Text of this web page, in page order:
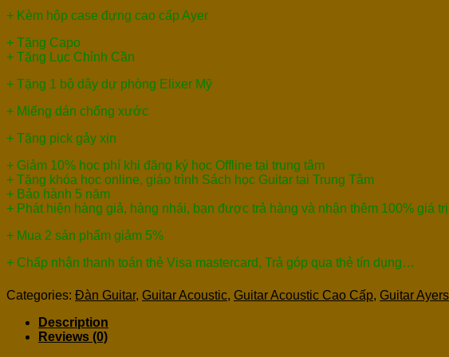
+ Kèm hộp case đựng cao cấp Ayer
+ Tặng Capo
+ Tặng Lục Chỉnh Cần
+ Tặng 1 bộ dây dự phòng Elixer Mỹ
+ Miếng dán chống xước
+ Tặng pick gảy xịn
+ Giảm 10% học phí khi đăng ký học Offline tại trung tâm
+ Tặng khóa học online, giáo trình Sách học Guitar tại Trung Tâm
+ Bảo hành 5 năm
+ Phát hiện hàng giả, hàng nhái, bạn được trả hàng và nhận thêm 100% giá
+ Mua 2 sản phẩm giảm 5%
+ Chấp nhận thanh toán thẻ Visa mastercard, Trả góp qua thẻ tín dụng…
Categories: Đàn Guitar, Guitar Acoustic, Guitar Acoustic Cao Cấp, Guitar Ayers
Description
Reviews (0)